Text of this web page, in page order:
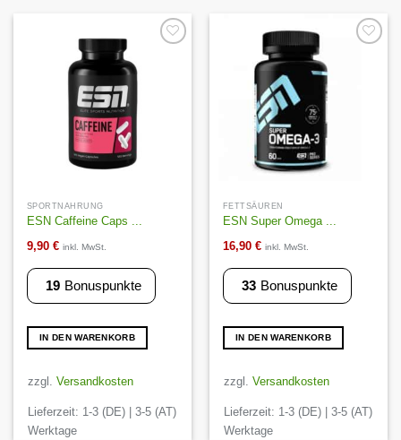
Wunschliste
SPORTNAHRUNG
ESN Caffeine Caps ...
9,90 € inkl. MwSt.
19 Bonuspunkte
IN DEN WARENKORB
zzgl. Versandkosten
Lieferzeit: 1-3 (DE) | 3-5 (AT)
Werktage
Wunschliste
FETTSÄUREN
ESN Super Omega ...
16,90 € inkl. MwSt.
33 Bonuspunkte
IN DEN WARENKORB
zzgl. Versandkosten
Lieferzeit: 1-3 (DE) | 3-5 (AT)
Werktage